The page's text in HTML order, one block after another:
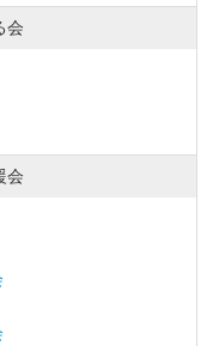
会
会